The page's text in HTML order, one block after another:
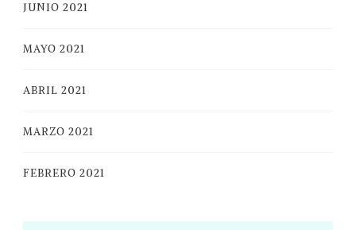
JUNIO 2021
MAYO 2021
ABRIL 2021
MARZO 2021
FEBRERO 2021